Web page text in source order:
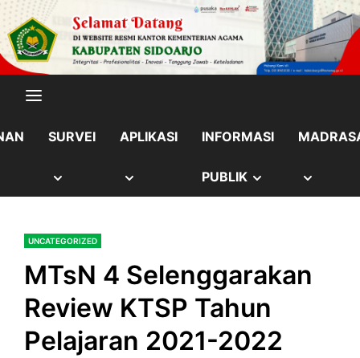
content
Skip
to
content
SURVEI APLIKASI INFORMASI
PUBLIK SHOW
UNCATEGORIZED
MTsN 4 Selenggarakan
Review KTSP Tahun
Pelajaran 2021-2022